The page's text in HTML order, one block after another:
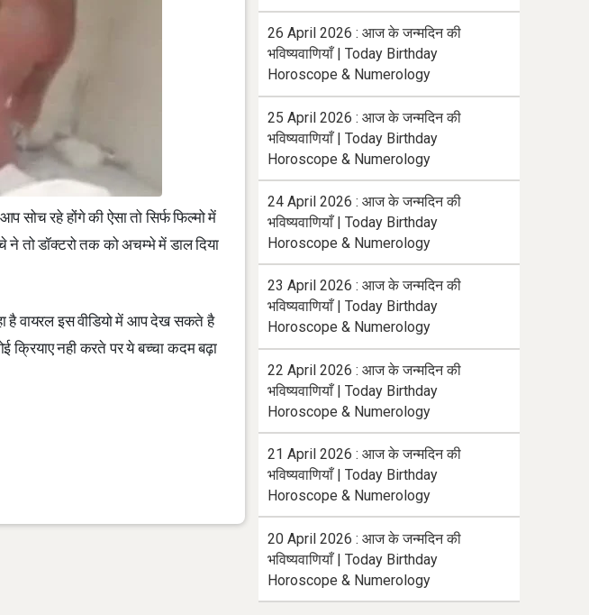
सोच रहे होंगे की ऐसा तो सिर्फ फिल्मो में
ने तो डॉक्टरो तक को अचम्भे में डाल दिया
है वायरल इस वीडियो में आप देख सकते है
क्रियाए नही करते पर ये बच्चा कदम बढ़ा
26 April 2026 : आज के जन्मदिन की
भविष्यवाणियाँ | Today Birthday
Horoscope & Numerology
25 April 2026 : आज के जन्मदिन की
भविष्यवाणियाँ | Today Birthday
Horoscope & Numerology
24 April 2026 : आज के जन्मदिन की
भविष्यवाणियाँ | Today Birthday
Horoscope & Numerology
23 April 2026 : आज के जन्मदिन की
भविष्यवाणियाँ | Today Birthday
Horoscope & Numerology
22 April 2026 : आज के जन्मदिन की
भविष्यवाणियाँ | Today Birthday
Horoscope & Numerology
21 April 2026 : आज के जन्मदिन की
भविष्यवाणियाँ | Today Birthday
Horoscope & Numerology
20 April 2026 : आज के जन्मदिन की
भविष्यवाणियाँ | Today Birthday
Horoscope & Numerology